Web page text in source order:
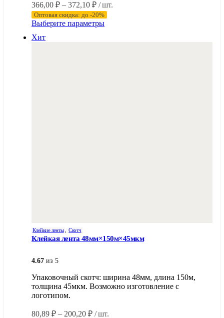
366,00 ₽ – 372,10 ₽Диапазон
цен:
366,00 ₽
/ шт.
Оптовая скидка: до -20%
Выберите параметрыЭтот
Хит
Клейкие ленты, Скотч
Клейкая лента 48мм×150м×45мкм
4.67 из 5
Упаковочный скотч: ширина 48мм, длина 150м,
толщина 45мкм. Возможно изготовление с
логотипом.
80,89 ₽ – 200,20 ₽Диапазон
/ шт.